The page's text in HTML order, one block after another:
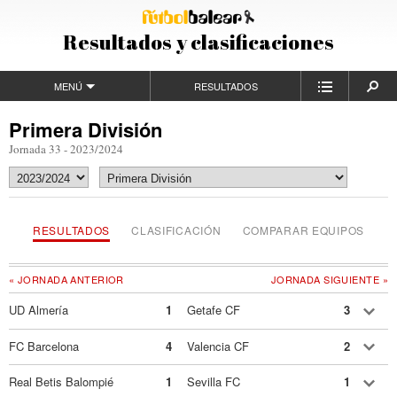
Resultados y clasificaciones
MENÚ RESULTADOS
Primera División
Jornada 33 - 2023/2024
RESULTADOS CLASIFICACIÓN COMPARAR EQUIPOS
JORNADA SIGUIENTE »
« JORNADA ANTERIOR
UD Almería 1 Getafe CF 3
FC Barcelona 4 Valencia CF 2
Real Betis Balompié 1 Sevilla FC 1